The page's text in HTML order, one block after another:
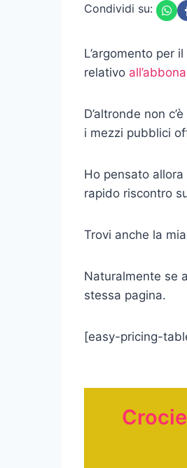
Condividi su:
L’argomento per
relativo
D’altronde non
i mezzi pubblici
Ho pensato
rapido riscontro
Trovi anche la
Naturalmente se
stessa pagina.
[easy-pricing-